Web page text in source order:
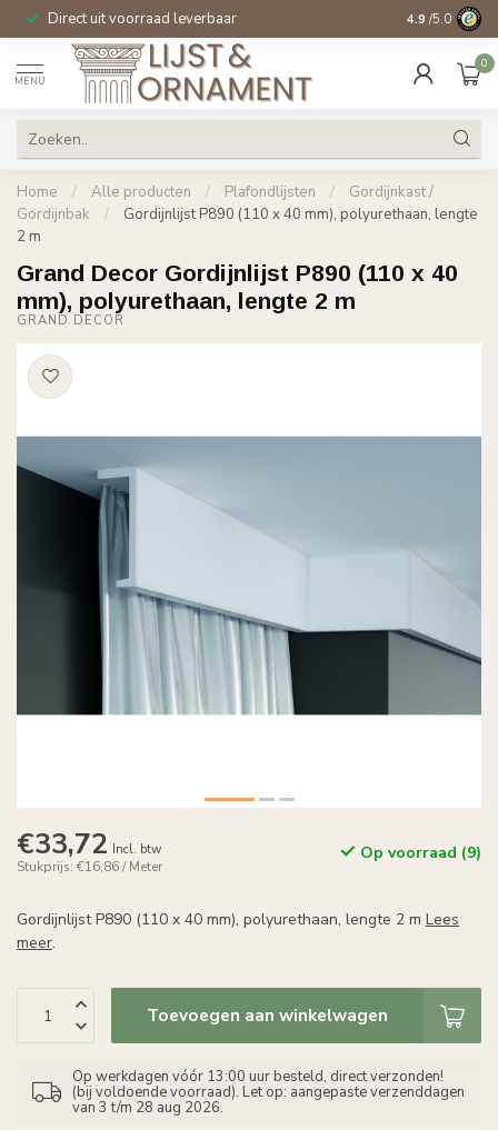
Direct uit voorraad leverbaar 14 dagen
4.9 /5.0
MENU
0
Home / Alle producten / Plafondlijsten /
Gordijnkast /
Gordijnbak
/
Gordijnlijst P890 (110 x 40 mm), polyurethaan, lengte
2 m
Grand Decor Gordijnlijst P890 (110 x 40
mm), polyurethaan, lengte 2 m
GRAND DECOR
€33,72 Incl. btw
Stukprijs: €16,86 / Meter
Op voorraad (9)
Gordijnlijst P890 (110 x 40 mm), polyurethaan, lengte 2 m Lees
meer.
Toevoegen aan winkelwagen
Op werkdagen vóór 13:00 uur besteld, direct verzonden!
(bij voldoende voorraad). Let op: aangepaste verzenddagen
van 3 t/m 28 aug 2026.